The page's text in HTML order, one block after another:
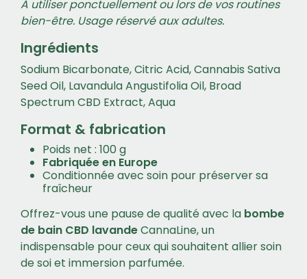
À utiliser ponctuellement ou lors de vos routines
bien-être. Usage réservé aux adultes.
Ingrédients
Sodium Bicarbonate, Citric Acid, Cannabis Sativa
Seed Oil, Lavandula Angustifolia Oil, Broad
Spectrum CBD Extract, Aqua
Format & fabrication
Poids net : 100 g
Fabriquée en Europe
Conditionnée avec soin pour préserver sa
fraîcheur
Offrez-vous une pause de qualité avec la bombe
de bain CBD lavandeCannaLine, un
indispensable pour ceux qui souhaitent allier soin
de soi et immersion parfumée.